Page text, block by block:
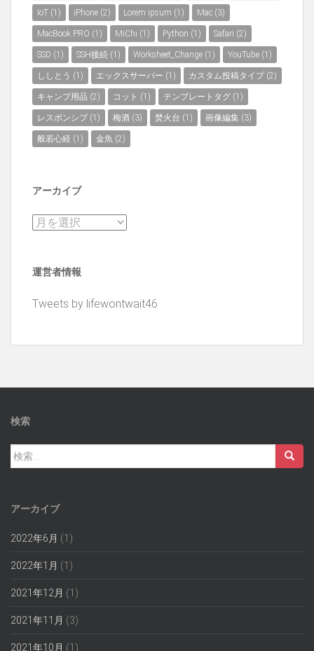
IoT (1) iPhone (2) Lorem ipsum (1) Mac (3)
MacBook PRO (1) MiChi (1) Python (1) Safari (2)
SSD (1) SSH接続 (1) Worksheet_Change (1) YouTube (1)
ししとう (1) エックスサーバー (1) カスタム投稿タイプ (2)
キャンプ用品 (2) コット (1) テンプレートタグ (1)
レスポンシブ (1) 梅酒 (3) 焚火台 (1) 画像編集 (3)
般若心経 (1) 金魚 (2)
アーカイブ
ア
イ
運営者情報
Tweets by lifewontwait46
検索
検
索:
アーカイブ
2022年6月 (1)
2022年1月 (1)
2021年12月 (1)
2021年11月 (3)
2021年10月 (1)